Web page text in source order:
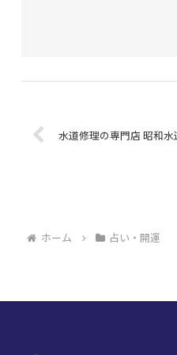
水道修理の専門店 昭和
ホーム 占い・開運